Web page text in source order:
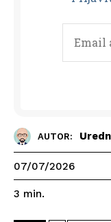
AUTOR:
07/07/2026
3 min.